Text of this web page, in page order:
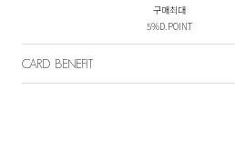
구매최대
5%D.POINT
CARD BENEFIT